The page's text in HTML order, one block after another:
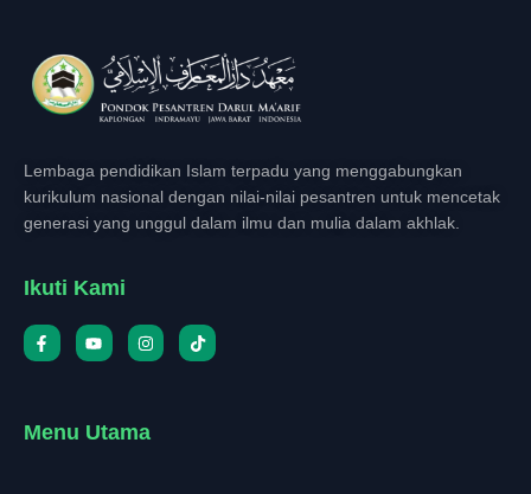
Lembaga pendidikan Islam terpadu yang menggabungkan
kurikulum nasional dengan nilai-nilai pesantren untuk mencetak
generasi yang unggul dalam ilmu dan mulia dalam akhlak.
Ikuti Kami
Menu Utama